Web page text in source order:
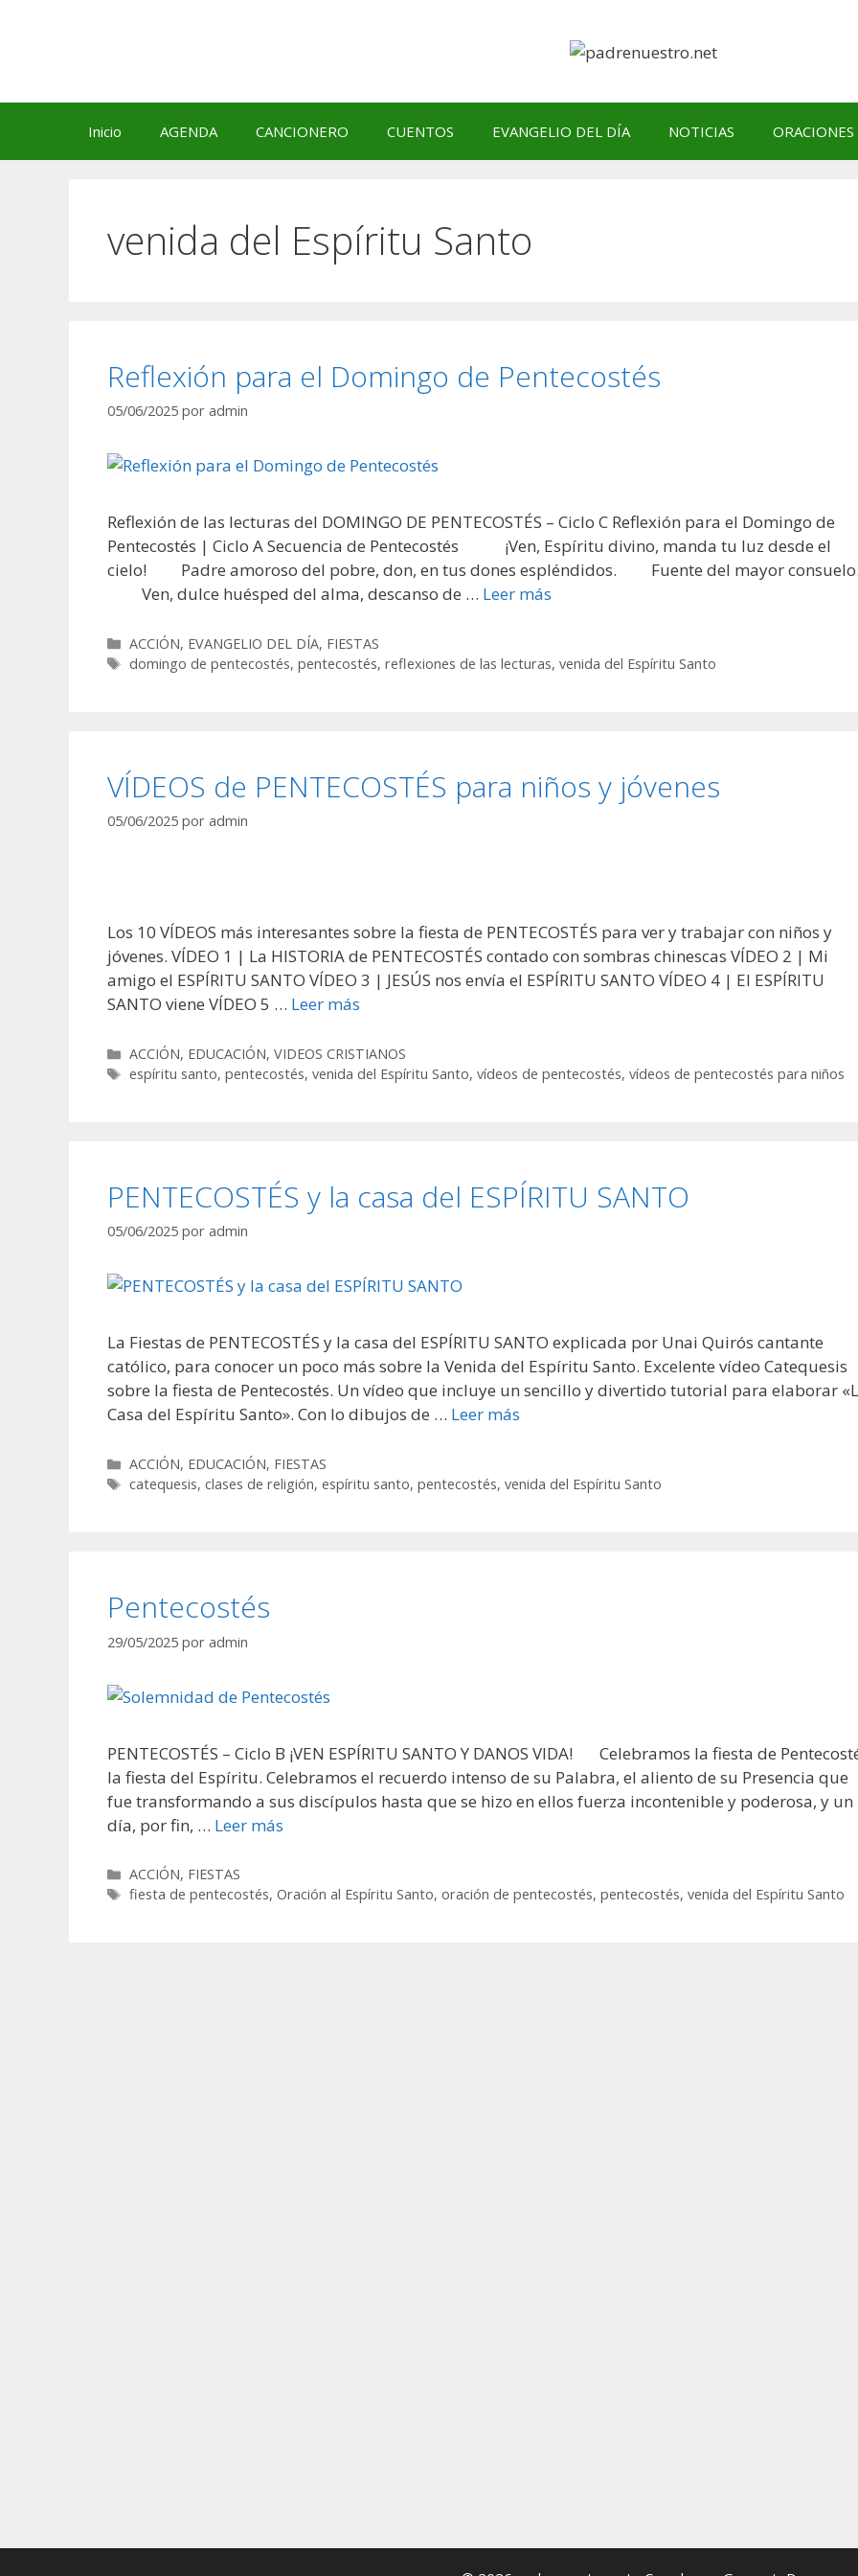
Inicio AGENDA CANCIONERO CUENTOS EVANGELIO DEL DÍA NOTICIAS ORACIONES
venida del Espíritu Santo
Reflexión para el Domingo de Pentecostés
05/06/2025 por admin
Reflexión de las lecturas del DOMINGO DE PENTECOSTÉS – Ciclo C Reflexión para el Domingo de
Pentecostés | Ciclo A Secuencia de Pentecostés ¡Ven, Espíritu divino, manda tu luz desde el
cielo! Padre amoroso del pobre, don, en tus dones espléndidos. Fuente del mayor
Ven, dulce huésped del alma, descanso de … Leer más
Categorías
ACCIÓN, EVANGELIO DEL DÍA, FIESTAS
Etiquetas
domingo de pentecostés,pentecostés,reflexiones de las lecturas,venida del Espíritu Santo
VÍDEOS de PENTECOSTÉS para niños y jóvenes
05/06/2025 por admin
Los 10 VÍDEOS más interesantes sobre la fiesta de PENTECOSTÉS para ver y trabajar con niños y
jóvenes. VÍDEO 1 | La HISTORIA de PENTECOSTÉS contado con sombras chinescas VÍDEO 2 | Mi
amigo el ESPÍRITU SANTO VÍDEO 3 | JESÚS nos envía el ESPÍRITU SANTO VÍDEO 4 | El ESPÍRITU
SANTO viene VÍDEO 5 … Leer más
Categorías
ACCIÓN, EDUCACIÓN,VIDEOS CRISTIANOS
Etiquetas
espíritu santo,pentecostés,venida del Espíritu Santo,vídeos de pentecostés,vídeos de pentecostés para niños
PENTECOSTÉS y la casa del ESPÍRITU SANTO
05/06/2025 por admin
La Fiestas de PENTECOSTÉS y la casa del ESPÍRITU SANTO explicada por Unai Quirós cantante
católico, para conocer un poco más sobre la Venida del Espíritu Santo. Excelente vídeo Catequesis
sobre la fiesta de Pentecostés. Un vídeo que incluye un sencillo y divertido tutorial para elaborar
Casa del Espíritu Santo». Con lo dibujos de … Leer más
Categorías
ACCIÓN, EDUCACIÓN, FIESTAS
Etiquetas
catequesis,clases de religión,espíritu santo,pentecostés,venida del Espíritu Santo
Pentecostés
29/05/2025 por admin
PENTECOSTÉS – Ciclo B ¡VEN ESPÍRITU SANTO Y DANOS VIDA! Celebramos la fiesta de
la fiesta del Espíritu. Celebramos el recuerdo intenso de su Palabra, el aliento de su Presencia que
fue transformando a sus discípulos hasta que se hizo en ellos fuerza incontenible y poderosa, y un
día, por fin, … Leer más
Categorías
ACCIÓN, FIESTAS
Etiquetas
fiesta de pentecostés,Oración al Espíritu Santo,oración de pentecostés,pentecostés,venida del Espíritu Santo